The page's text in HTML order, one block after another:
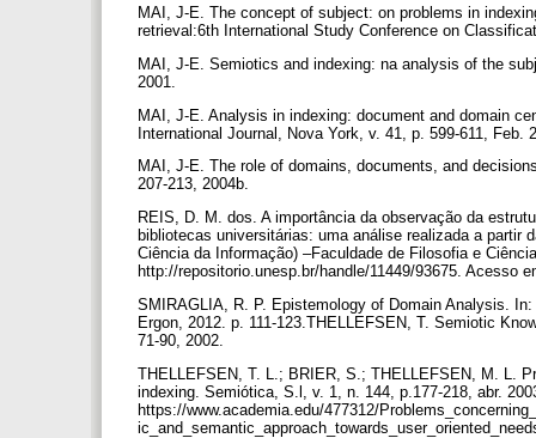
MAI, J-E. The concept of subject: on problems in
retrieval:6th International Study Conference on
MAI, J-E. Semiotics and indexing: na analysis of the
2001.
MAI, J-E. Analysis in indexing: document and domain
International Journal, Nova York, v. 41, p. 599-611, Feb.
MAI, J-E. The role of domains, documents, and
207-213, 2004b.
REIS, D. M. dos. A importância da observação da
bibliotecas universitárias: uma análise realizada a partir
Ciência da Informação) –Faculdade de Filosofia e
http://repositorio.unesp.br/handle/11449/93675. Acesso
SMIRAGLIA, R. P. Epistemology of Domain Analysis.
Ergon, 2012. p. 111-123.THELLEFSEN, T. Semiotic
71-90, 2002.
THELLEFSEN, T. L.; BRIER, S.; THELLEFSEN, M. L.
indexing. Semiótica, S.l, v. 1, n. 144, p.177-218, abr.
https://www.academia.edu/477312/